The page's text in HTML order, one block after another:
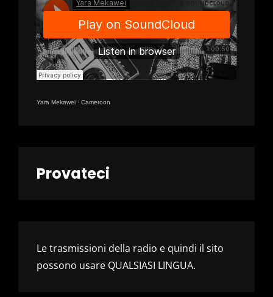
Yara Mekawei · Cameroon
Provateci
Le trasmissioni della radio e quindi il sito
possono usare QUALSIASI LINGUA.